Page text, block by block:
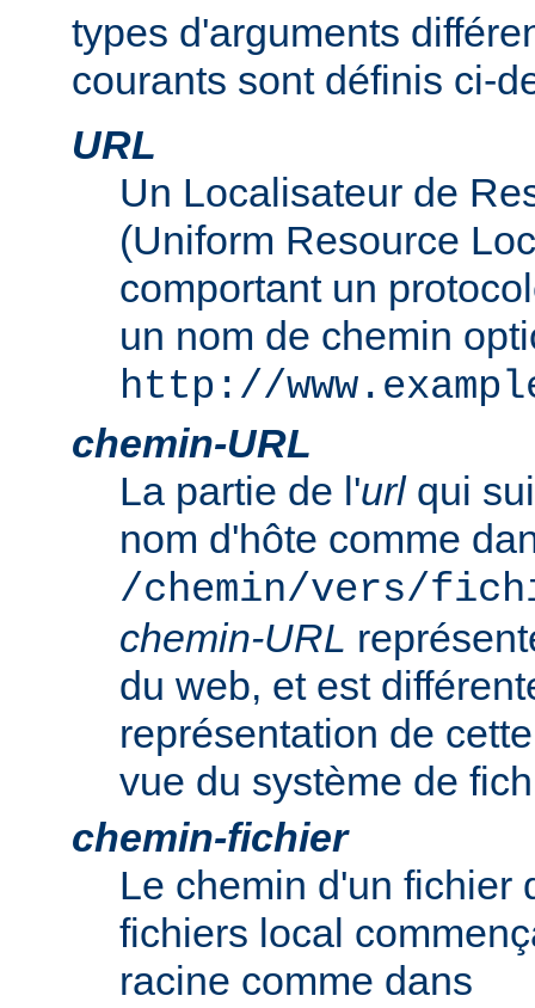
types d'arguments
courants sont définis ci-
URL
Un Localisateur de
(Uniform Resource
comportant un
un nom de chemin
http://
chemin-URL
La partie de l'urlqui
nom d'hôte comme
/chemin/vers/
chemin-URL
du web, et est
représentation de
vue du système de
chemin-fichier
Le chemin d'un fichier
fichiers local
racine comme dans